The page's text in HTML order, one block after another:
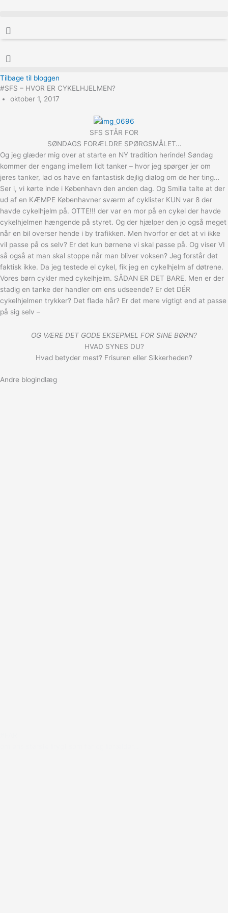
indholdet
Tilbage til bloggen
#SFS – HVOR ER CYKELHJELMEN?
oktober 1, 2017
SFS STÅR FOR
SØNDAGS FORÆLDRE SPØRGSMÅLET…
Og jeg glæder mig over at starte en NY tradition herinde! Søndag
kommer der engang imellem lidt tanker – hvor jeg spørger jer om
jeres tanker, lad os have en fantastisk dejlig dialog om de her ting…
Ser i, vi kørte inde i København den anden dag. Og Smilla talte at der
ud af en KÆMPE Københavner sværm af cyklister KUN var 8 der
havde cykelhjelm på. OTTE!!! der var en mor på en cykel der havde
cykelhjelmen hængende på styret. Og der hjælper den jo også meget
når en bil overser hende i by trafikken. Men hvorfor er det at vi ikke
vil passe på os selv? Er det kun børnene vi skal passe på. Og viser VI
så også at man skal stoppe når man bliver voksen? Jeg forstår det
faktisk ikke. Da jeg testede el cykel, fik jeg en cykelhjelm af døtrene.
Vores børn cykler med cykelhjelm. SÅDAN ER DET BARE. Men er der
stadig en tanke der handler om ens udseende? Er det DÉR
cykelhjelmen trykker? Det flade hår? Er det mere vigtigt end at passe
på sig selv –
OG VÆRE DET GODE EKSEPMEL FOR SINE BØRN?
HVAD SYNES DU?
Hvad betyder mest? Frisuren eller Sikkerheden?
Andre blogindlæg